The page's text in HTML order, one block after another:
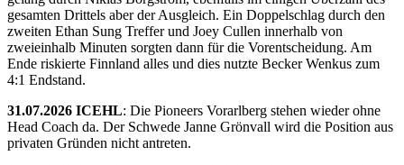
gesamten Drittels aber der Ausgleich. Ein Doppelschlag durch den
zweiten Ethan Sung Treffer und Joey Cullen innerhalb von
zweieinhalb Minuten sorgten dann für die Vorentscheidung. Am
Ende riskierte Finnland alles und dies nutzte Becker Wenkus zum
4:1 Endstand.
31.07.2026 ICEHL: Die Pioneers Vorarlberg stehen wieder ohne
Head Coach da. Der Schwede Janne Grönvall wird die Position aus
privaten Gründen nicht antreten.